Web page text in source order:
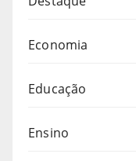
Economia
Educação
Ensino